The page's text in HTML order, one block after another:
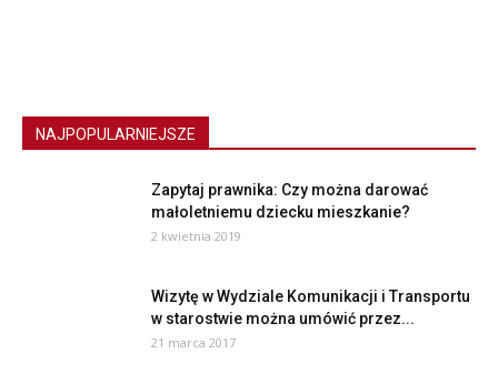
NAJPOPULARNIEJSZE
Zapytaj prawnika: Czy można darować
małoletniemu dziecku mieszkanie?
2 kwietnia 2019
Wizytę w Wydziale Komunikacji i Transportu
w starostwie można umówić przez...
21 marca 2017